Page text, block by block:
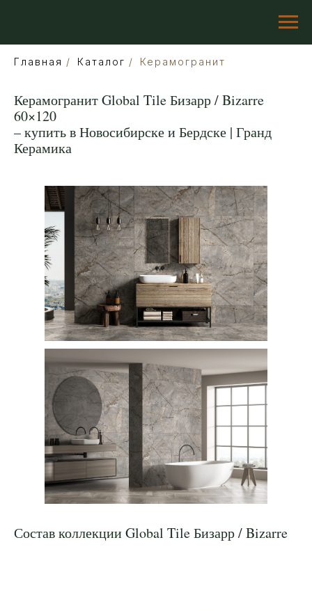
Главная / Каталог / Керамогранит
Керамогранит Global Tile Бизарр / Bizarre
60×120
– купить в Новосибирске и Бердске | Гранд
Керамика
Состав коллекции Global Tile Бизарр / Bizarre